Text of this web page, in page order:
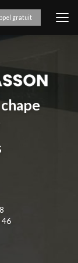
gratuit
46